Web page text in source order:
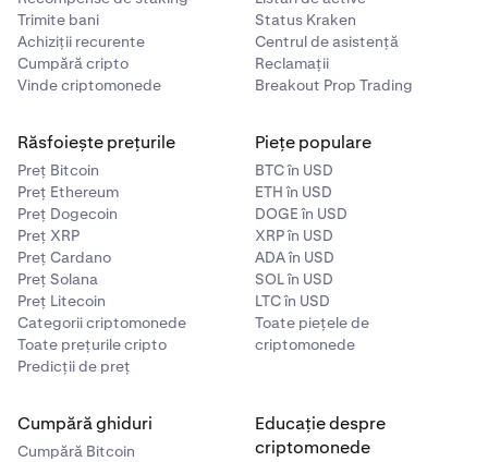
Trimite bani
Achiziții recurente
Cumpără cripto
Vinde criptomonede
Status Kraken
Centrul de asistență
Reclamații
Breakout Prop Trading
Răsfoiește prețurile
Preț Bitcoin
Preț Ethereum
Preț Dogecoin
Preț XRP
Preț Cardano
Preț Solana
Preț Litecoin
Categorii criptomonede
Toate prețurile cripto
Predicții de preț
Piețe populare
BTC în USD
ETH în USD
DOGE în USD
XRP în USD
ADA în USD
SOL în USD
LTC în USD
Toate piețele de
criptomonede
Cumpără ghiduri
Cumpără Bitcoin
Educație despre
criptomonede